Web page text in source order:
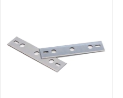
eAbecedně
ý